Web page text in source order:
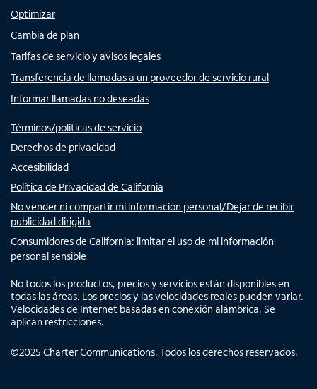
Optimizar
Cambia de plan
Tarifas de servicio y avisos legales
Transferencia de llamadas a un proveedor de servicio rural
Informar llamadas no deseadas
Términos/políticas de servicio
Derechos de privacidad
Accesibilidad
Política de Privacidad de California
No vender ni compartir mi información personal/Dejar de recibir
publicidad dirigida
Consumidores de California: limitar el uso de mi información
personal sensible
No todos los productos, precios y servicios están disponibles en
todas las áreas. Los precios y las velocidades reales pueden variar.
Velocidades de Internet basadas en conexión alámbrica. Se
aplican restricciones.
©2025 Charter Communications. Todos los derechos reservados.